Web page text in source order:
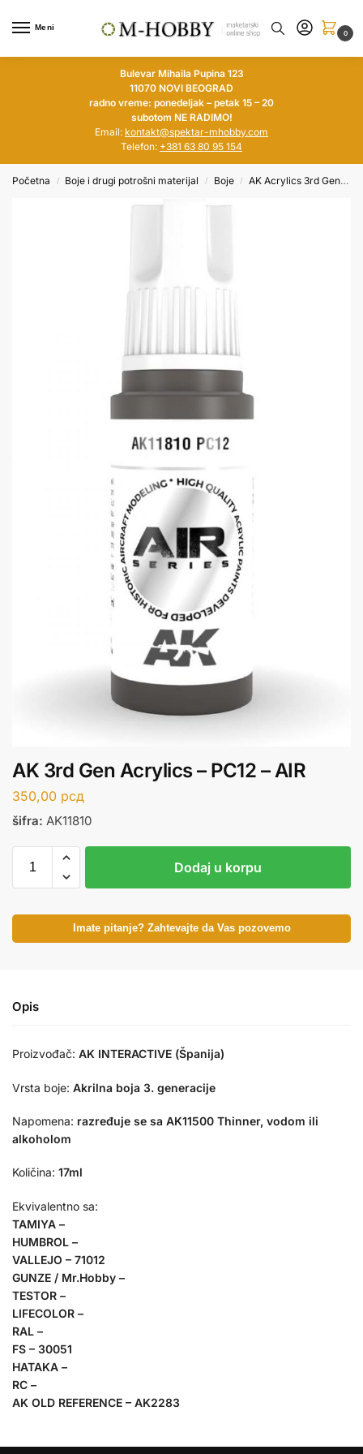
Meni
0
Bulevar Mihaila Pupina 123
11070 NOVI BEOGRAD
radno vreme: ponedeljak – petak 15 – 20
subotom NE RADIMO!
Email: kontakt@spektar-mhobby.com
Telefon: +381 63 80 95 154
Početna / Boje i drugi potrošni materijal / Boje / AK Acrylics 3rd Generation
AK 3rd Gen Acrylics – PC12 – AIR
350,00 рсд
šifra: AK11810
Dodaj u korpu
Imate pitanje? Zahtevajte da Vas pozovemo
Opis
Proizvođač: AK INTERACTIVE (Španija)
Vrsta boje: Akrilna boja 3. generacije
Napomena: razređuje se sa AK11500 Thinner, vodom ili
alkoholom
Količina: 17ml
Ekvivalentno sa:
TAMIYA –
HUMBROL –
VALLEJO – 71012
GUNZE / Mr.Hobby –
TESTOR –
LIFECOLOR –
RAL –
FS – 30051
HATAKA –
RC –
AK OLD REFERENCE – AK2283